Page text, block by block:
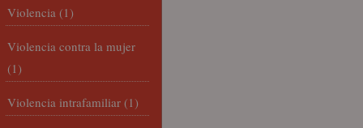
Violencia (1)
Violencia contra la mujer
(1)
Violencia intrafamiliar (1)